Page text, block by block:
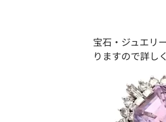
宝石・ジュエリ
りますので詳し